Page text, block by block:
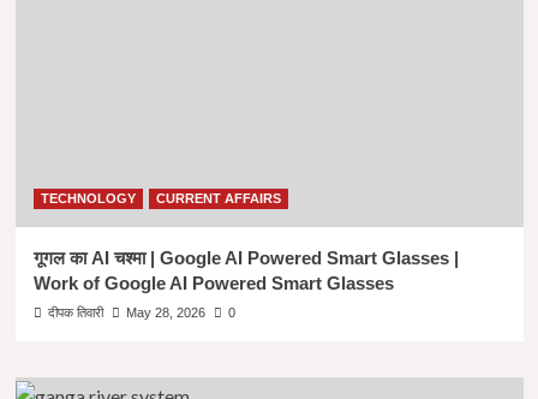
TECHNOLOGY CURRENT AFFAIRS
गूगल का AI चश्मा | Google AI Powered Smart Glasses |
Work of Google AI Powered Smart Glasses
दीपक तिवारी May 28, 2026 0